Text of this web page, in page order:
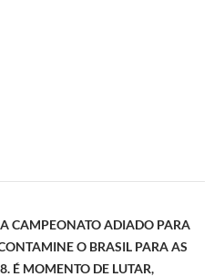
CAMPEONATO ADIADO PARA
O BRASIL PARA AS
É MOMENTO DE LUTAR,